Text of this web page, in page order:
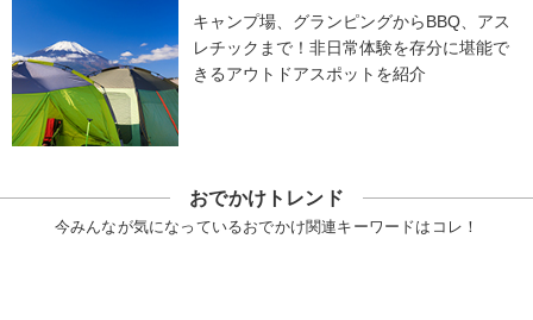
キャンプ場、グランピングからBBQ、アス
レチックまで！非日常体験を存分に堪能で
きるアウトドアスポットを紹介
おでかけトレンド
今みんなが気になっているおでかけ関連キーワードはコレ！